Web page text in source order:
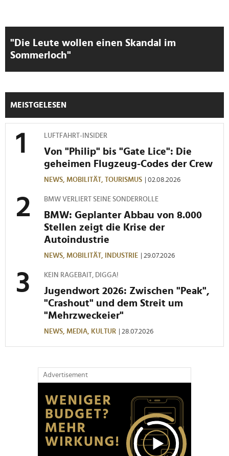
"Die Leute wollen einen Skandal im
Sommerloch"
MEISTGELESEN
LUFTFAHRT-INSIDER
Von "Philip" bis "Gate Lice": Die
geheimen Flugzeug-Codes der Crew
NEWS, MOBILITÄT, TOURISMUS | 02.08.2026
BMW VERLIERT SEINE SONDERROLLE
BMW: Geplanter Abbau von 8.000
Stellen zeigt die Krise der
Autoindustrie
NEWS, MOBILITÄT, INDUSTRIE | 29.07.2026
KEIN RAGEBAIT, DIGGA!
Jugendwort 2026: Zwischen "Peak",
"Crashout" und dem Streit um
"Mehrzweckeier"
NEWS, MEDIA, KULTUR | 28.07.2026
Advertisement